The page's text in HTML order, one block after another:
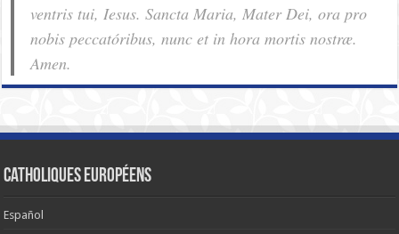
ventris tui, Iesus. Sancta Maria, Mater Dei, ora pro
nobis pec­ca­tóribus, nunc et in hora mortis nostræ.
Amen.
Catholiques européens
Español